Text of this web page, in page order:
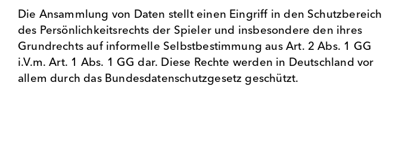
Die Ansammlung von Daten stellt einen Eingriff in den Schutzbereich
des Persönlichkeitsrechts der Spieler und insbesondere den ihres
Grundrechts auf informelle Selbstbestimmung aus Art. 2 Abs. 1 GG
i.V.m. Art. 1 Abs. 1 GG dar. Diese Rechte werden in Deutschland vor
allem durch das Bundesdatenschutzgesetz geschützt.